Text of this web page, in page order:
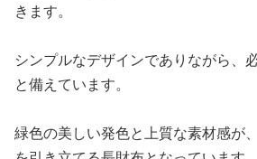
きます。
シンプルなデザインでありながら、
と備えています。
緑色の美しい発色と上質な素材感が